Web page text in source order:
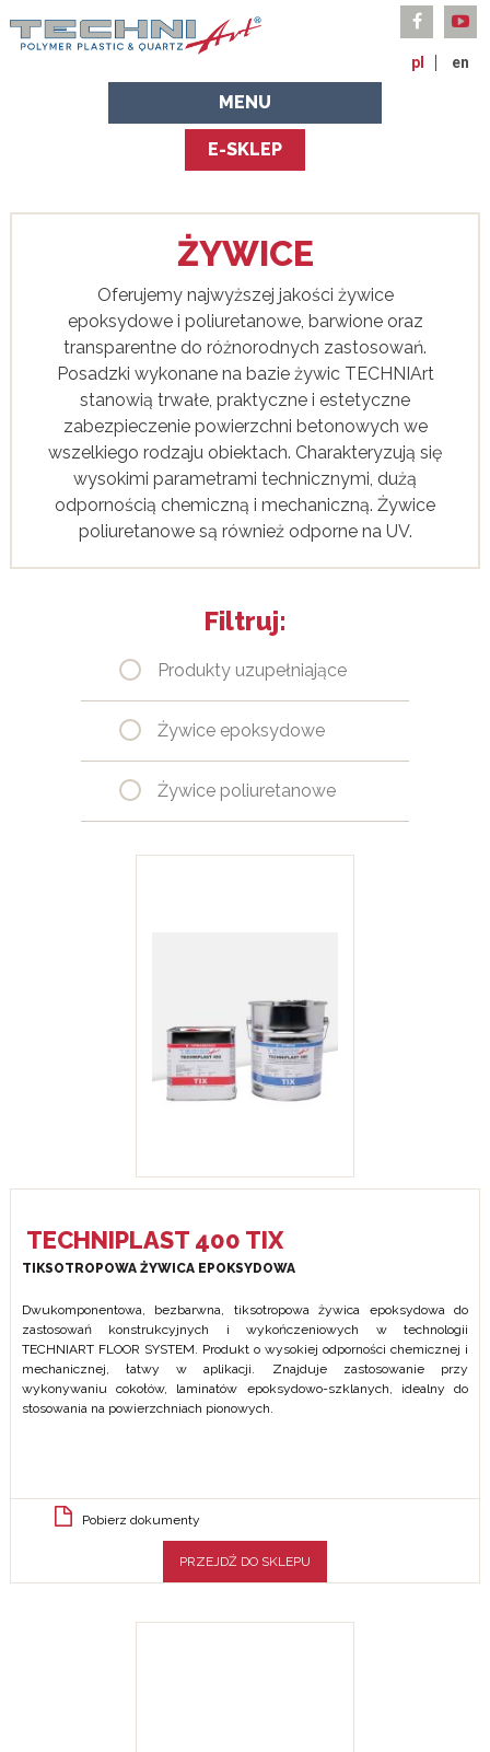
pl en
MENU
E-SKLEP
ŻYWICE
Oferujemy najwyższej jakości żywice
epoksydowe i poliuretanowe, barwione oraz
transparentne do różnorodnych zastosowań.
Posadzki wykonane na bazie żywic TECHNIArt
stanowią trwałe, praktyczne i estetyczne
zabezpieczenie powierzchni betonowych we
wszelkiego rodzaju obiektach. Charakteryzują się
wysokimi parametrami technicznymi, dużą
odpornością chemiczną i mechaniczną. Żywice
poliuretanowe są również odporne na UV.
Filtruj:
Produkty uzupełniające
Żywice epoksydowe
Żywice poliuretanowe
TECHNIPLAST 400 TIX
TIKSOTROPOWA ŻYWICA EPOKSYDOWA
Dwukomponentowa, bezbarwna, tiksotropowa żywica epoksydowa do
zastosowań konstrukcyjnych i wykończeniowych w technologii
TECHNIART FLOOR SYSTEM. Produkt o wysokiej odporności chemicznej i
mechanicznej, łatwy w aplikacji. Znajduje zastosowanie przy
wykonywaniu cokołów, laminatów epoksydowo-szklanych, idealny do
stosowania na powierzchniach pionowych.
Pobierz dokumenty
PRZEJDŹ DO SKLEPU